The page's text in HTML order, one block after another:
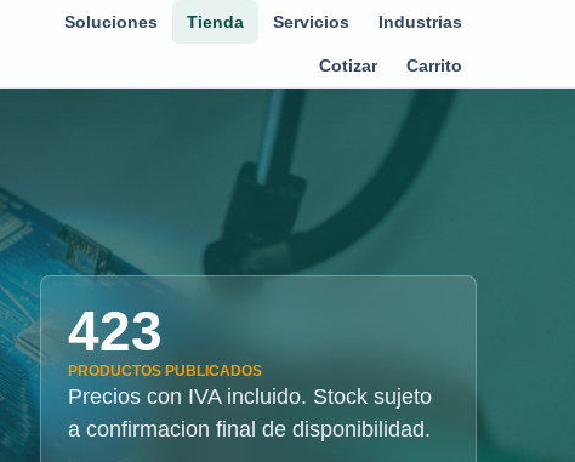
Soluciones Tienda Servicios Industrias
Cotizar Carrito
423
PRODUCTOS PUBLICADOS
Precios con IVA incluido. Stock sujeto
a confirmacion final de disponibilidad.